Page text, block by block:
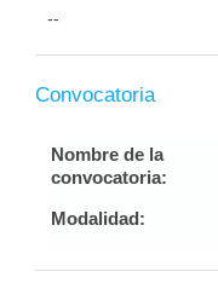
--
Convocatoria
Nombre de la
convocatoria:
Modalidad: